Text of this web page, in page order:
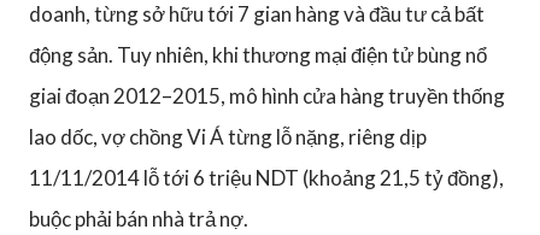
doanh, từng sở hữu tới 7 gian hàng và đầu tư cả bất
động sản. Tuy nhiên, khi thương mại điện tử bùng nổ
giai đoạn 2012–2015, mô hình cửa hàng truyền thống
lao dốc, vợ chồng Vi Á từng lỗ nặng, riêng dịp
11/11/2014 lỗ tới 6 triệu NDT (khoảng 21,5 tỷ đồng),
buộc phải bán nhà trả nợ.